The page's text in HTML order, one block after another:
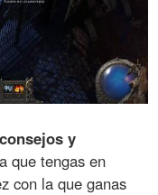
y
que tengas en
con la que ganas